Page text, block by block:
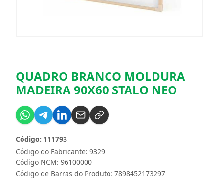
QUADRO BRANCO MOLDURA
MADEIRA 90X60 STALO NEO
Código do Fabricante: 9329
Código: 111793
Código NCM: 96100000
Código de Barras do Produto: 7898452173297